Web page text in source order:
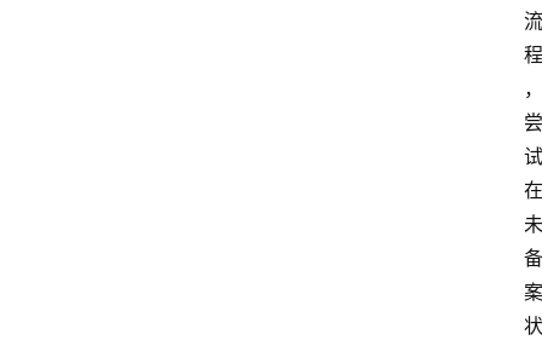
流
程
，
尝
试
在
未
备
案
状